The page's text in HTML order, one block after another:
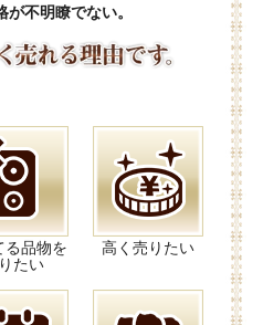
不明瞭でない。
る品物を
たい
高く売りたい